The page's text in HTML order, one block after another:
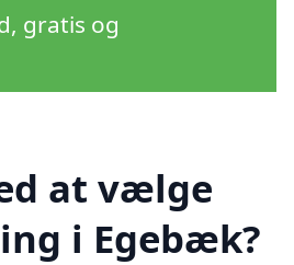
gratis og
at vælge
i Egebæk?